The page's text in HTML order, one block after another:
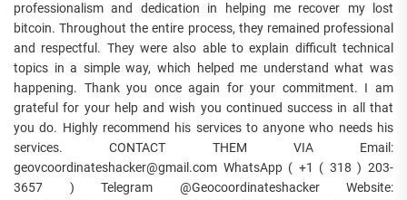
professionalism and dedication in helping me recover my lost
bitcoin. Throughout the entire process, they remained professional
and respectful. They were also able to explain difficult technical
topics in a simple way, which helped me understand what was
happening. Thank you once again for your commitment. I am
grateful for your help and wish you continued success in all that
you do. Highly recommend his services to anyone who needs his
services. CONTACT THEM VIA Email:
geovcoordinateshacker@gmail.com WhatsApp ( +1 ( 318 ) 203-
3657 ) Telegram @Geocoordinateshacker Website: